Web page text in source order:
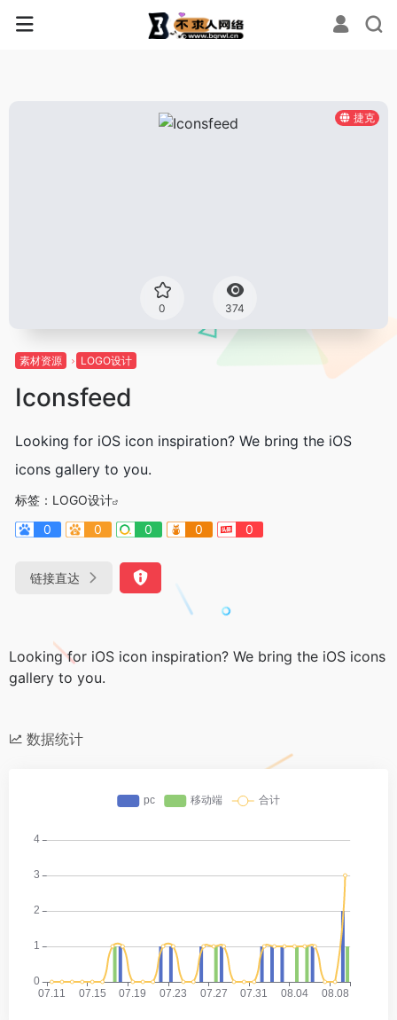
捷克
0 374
素材资源 LOGO设计
Iconsfeed
Looking for iOS icon inspiration? We bring the iOS
icons gallery to you.
标签： LOGO设计
0
0 0 0 0
链接直达
Looking for iOS icon inspiration? We bring the iOS icons
gallery to you.
数据统计